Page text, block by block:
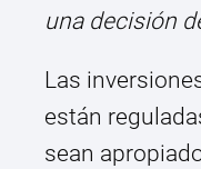
una decisión
Las
están
sean